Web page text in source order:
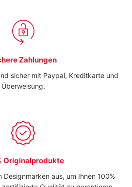
Zahlungen
sicher mit Paypal, Kreditkarte und
Überweisung.
Originalprodukte
Designmarken aus, um Ihnen 100%